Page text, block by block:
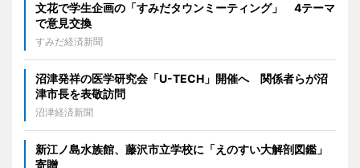
文花で学生企画の「すみだタウンミーティング」 4テーマ
で意見交換
すみだ経済新聞
沼津発祥の医学研究会「U-TECH」開催へ 関係者らが沼
津市長を表敬訪問
沼津経済新聞
新江ノ島水族館、藤沢市立学校に「えのすい大解剖図鑑」
寄贈